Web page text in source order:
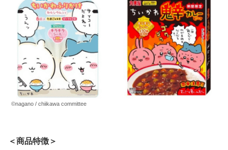
©nagano / chiikawa committee
＜商品特徴＞